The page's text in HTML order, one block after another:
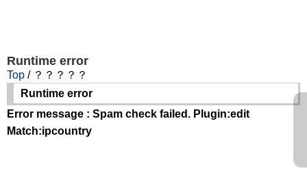
Runtime error
Top / ？？？？？
Runtime error
Error message : Spam check failed. Plugin:edit
Match:ipcountry